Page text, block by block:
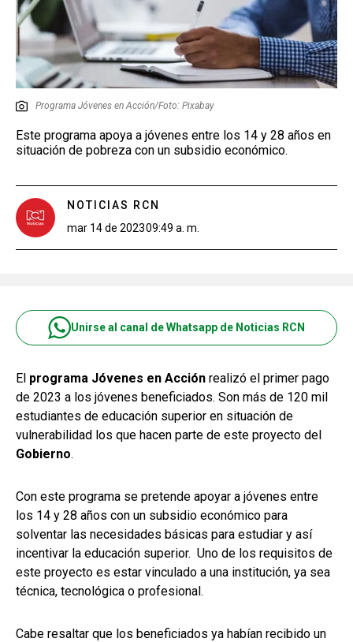
Programa Jóvenes en Acción/Foto: Pixabay
Este programa apoya a jóvenes entre los 14 y 28 años en
situación de pobreza con un subsidio económico.
NOTICIAS RCN
mar 14 de 202309:49 a. m.
Unirse al canal de Whatsapp de Noticias RCN
El programa Jóvenes en Acción realizó el primer pago
de 2023 a los jóvenes beneficiados. Son más de 120 mil
estudiantes de educación superior en situación de
vulnerabilidad los que hacen parte de este proyecto del
Gobierno.
Con este programa se pretende apoyar a jóvenes entre
los 14 y 28 años con un subsidio económico para
solventar las necesidades básicas para estudiar y así
incentivar la educación superior. Uno de los requisitos de
este proyecto es estar vinculado a una institución, ya sea
técnica, tecnológica o profesional.
Cabe resaltar que los beneficiados ya habían recibido un